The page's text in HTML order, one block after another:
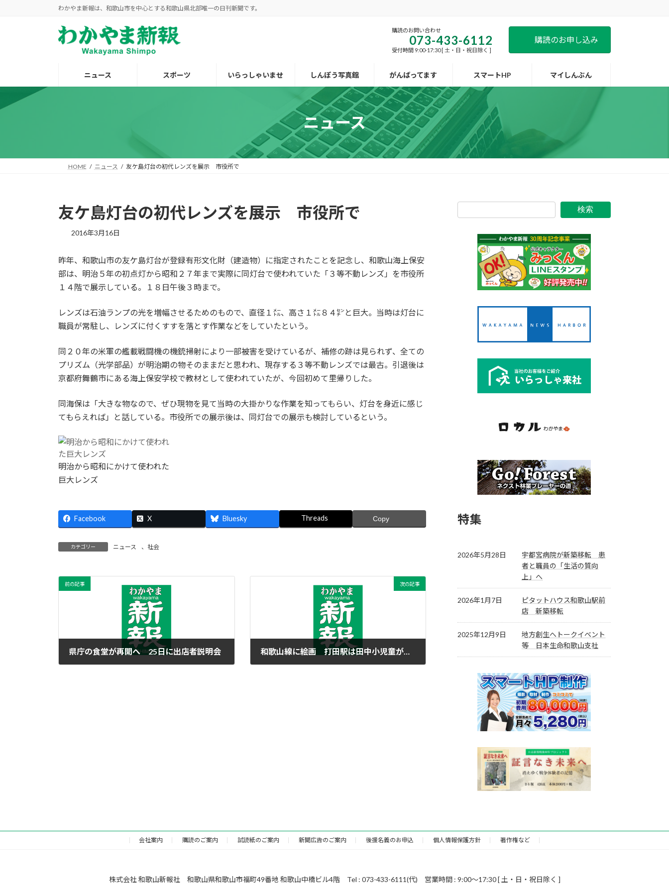
キ
に
わかやま新報は、和歌山市を中心とする和歌山県北部唯一の日刊新聞です。
購読のお問い合わせ
073-433-6112
受付時間 9:00-17:30 [ 土・日・祝日除く ]
購読のお申し込み
ニュース スポーツ いらっしゃいませ しんぽう写真館 がんばってます スマートHP マイしんぶん
ニュース
HOME ニュース 友ケ島灯台の初代レンズを展示 市役所で
友ケ島灯台の初代レンズを展示 市役所で
2016年3月16日
昨年、和歌山市の友ケ島灯台が登録有形文化財（建造物）に指定されたことを記念し、和歌山海上保安
部は、明治５年の初点灯から昭和２７年まで実際に同灯台で使われていた「３等不動レンズ」を市役所
１４階で展示している。１８日午後３時まで。
レンズは石油ランプの光を増幅させるためのもので、直径１㍍、高さ１㍍８４㌢と巨大。当時は灯台に
職員が常駐し、レンズに付くすすを落とす作業などをしていたという。
同２０年の米軍の艦載戦闘機の機銃掃射により一部被害を受けているが、補修の跡は見られず、全ての
プリズム（光学部品）が明治期の物そのままだと思われ、現存する３等不動レンズでは最古。引退後は
京都府舞鶴市にある海上保安学校で教材として使われていたが、今回初めて里帰りした。
同海保は「大きな物なので、ぜひ現物を見て当時の大掛かりな作業を知ってもらい、灯台を身近に感じ
てもらえれば」と話している。市役所での展示後は、同灯台での展示も検討しているという。
明治から昭和にかけて使われた
巨大レンズ
Facebook X Bluesky Threads Copy
カテゴリー ニュース 、 社会
前の記事
県庁の食堂が再開へ 25日に出店者説明会
次の記事
和歌山線に絵画 打田駅は田中小児童が描く
検索
特集
2026年5月28日
宇都宮病院が新築移転 患
者と職員の「生活の質向
上」へ
2026年1月7日
ピタットハウス和歌山駅前
店 新築移転
2025年12月9日
地方創生へトークイベント
等 日本生命和歌山支社
会社案内 購読のご案内 試読紙のご案内 新聞広告のご案内 後援名義のお申込 個人情報保護方針 著作権など
株式会社 和歌山新報社 和歌山県和歌山市福町49番地 和歌山中橋ビル4階 Tel : 073-433-6111(代) 営業時間 : 9:00～17:30 [ 土・日・祝日除く ]